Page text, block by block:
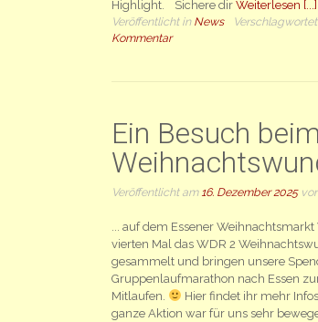
Highlight. Sichere dirWeiterlesen [...]
Veröffentlicht in News Verschlagwortet
Kommentar
Ein Besuch
Veröffentlicht am 16. Dezember 2025
... auf dem Essener
vierten Mal das WDR 2
gesammelt und bringen unsere
Gruppenlaufmarathon nach Essen
Mitlaufen.
Hier findet ihr mehr
ganze Aktion war für uns sehr